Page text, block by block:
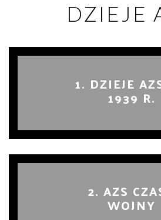
DZIEJE
1. DZIEJE
1939 R.
2. AZS
WOJNY